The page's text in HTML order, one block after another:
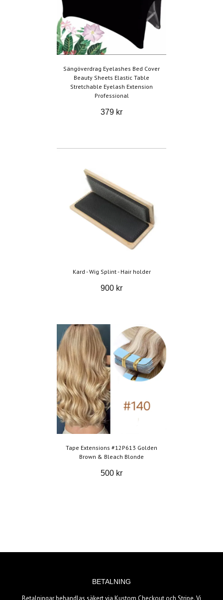
Sängöverdrag Eyelashes Bed Cover
Beauty Sheets Elastic Table
Stretchable Eyelash Extension
Professional
379 kr
Kard - Wig Splint - Hair holder
900 kr
Tape Extensions #12P613 Golden
Brown & Bleach Blonde
500 kr
BETALNING